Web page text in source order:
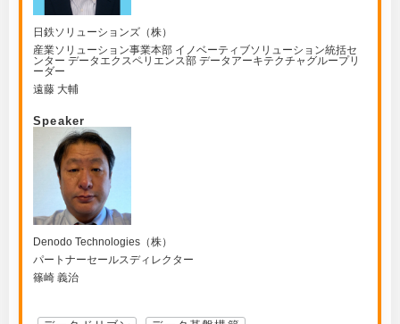
日鉄ソリューションズ（株）
産業ソリューション事業本部 イノベーティブソリューション統括セ
ンター データエクスペリエンス部 データアーキテクチャグループリ
ーダー
遠藤 大輔
Speaker
Denodo Technologies（株）
パートナーセールスディレクター
篠崎 義治